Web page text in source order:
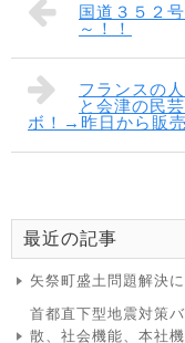
国道３５２
～！！
フランスの
と会津の民
ボ！→昨日から販売
最近の記事
矢祭町盛土問題解決
首都直下型地震対策
散、社会機能、本社